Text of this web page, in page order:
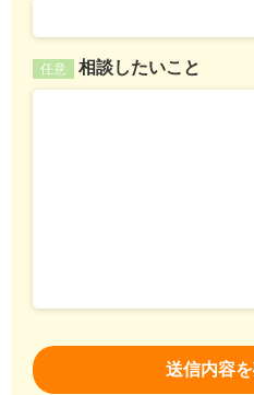
任意 相談したいこと